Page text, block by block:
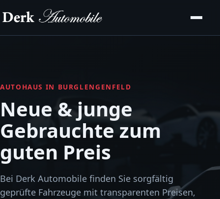
AUTOHAUS IN BURGLENGENFELD
Neue & junge
Gebrauchte zum
guten Preis
Bei Derk Automobile finden Sie sorgfältig
geprüfte Fahrzeuge mit transparenten Preisen,